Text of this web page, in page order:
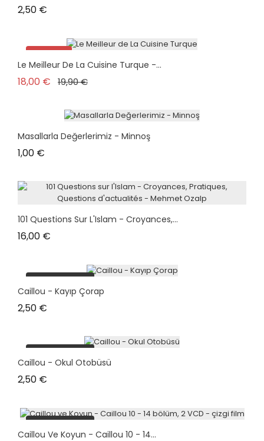
2,50 €
Promo !
Le Meilleur De La Cuisine Turque -...
18,00 € Prix de base
19,90 €Prix
Masallarla Değerlerimiz - Minnoş
1,00 €
101 Questions Sur L'Islam - Croyances,...
16,00 €
plus en stock
Caillou - Kayıp Çorap
2,50 €
plus en stock
Caillou - Okul Otobüsü
2,50 €
plus en stock
Caillou Ve Koyun - Caillou 10 - 14...